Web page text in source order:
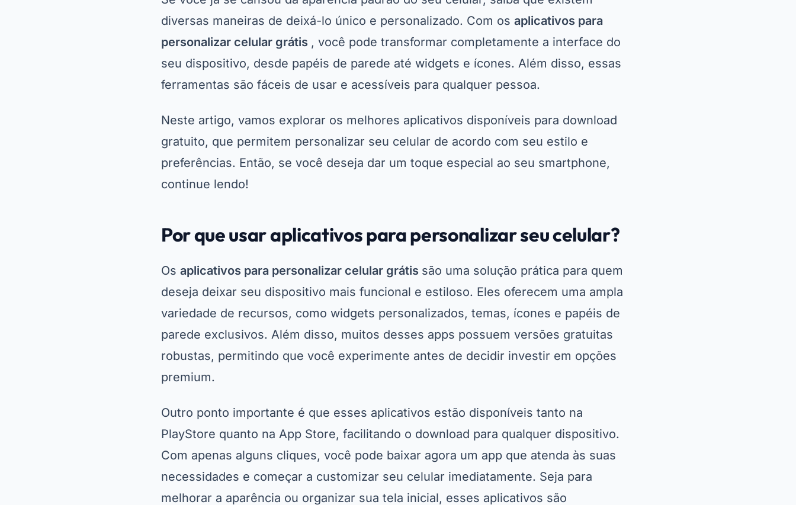
diversas maneiras de deixá-lo único e personalizado. Com os aplicativos para
personalizar celular grátis , você pode transformar completamente a interface do
seu dispositivo, desde papéis de parede até widgets e ícones. Além disso, essas
ferramentas são fáceis de usar e acessíveis para qualquer pessoa.
Neste artigo, vamos explorar os melhores aplicativos disponíveis para download
gratuito, que permitem personalizar seu celular de acordo com seu estilo e
preferências. Então, se você deseja dar um toque especial ao seu smartphone,
continue lendo!
Por que usar aplicativos para personalizar seu celular?
Os aplicativos para personalizar celular grátis são uma solução prática para quem
deseja deixar seu dispositivo mais funcional e estiloso. Eles oferecem uma ampla
variedade de recursos, como widgets personalizados, temas, ícones e papéis de
parede exclusivos. Além disso, muitos desses apps possuem versões gratuitas
robustas, permitindo que você experimente antes de decidir investir em opções
premium.
Outro ponto importante é que esses aplicativos estão disponíveis tanto na
PlayStore quanto na App Store, facilitando o download para qualquer dispositivo.
Com apenas alguns cliques, você pode baixar agora um app que atenda às suas
necessidades e começar a customizar seu celular imediatamente. Seja para
melhorar a aparência ou organizar sua tela inicial, esses aplicativos são